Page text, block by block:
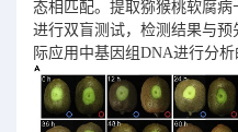
态相匹配。提取猕猴桃软腐
进行双盲测试，检测结果与预
际应用中基因组DNA进行分析